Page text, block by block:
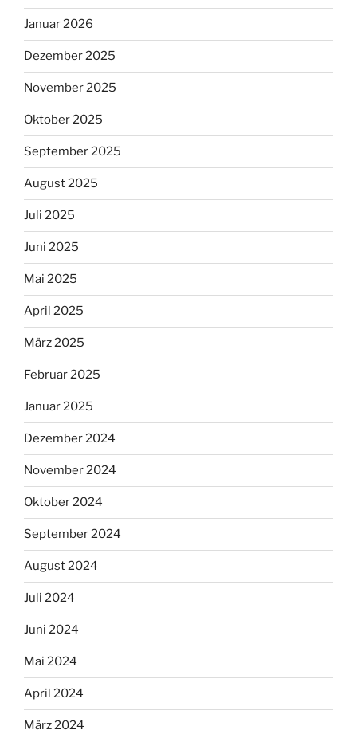
Januar 2026
Dezember 2025
November 2025
Oktober 2025
September 2025
August 2025
Juli 2025
Juni 2025
Mai 2025
April 2025
März 2025
Februar 2025
Januar 2025
Dezember 2024
November 2024
Oktober 2024
September 2024
August 2024
Juli 2024
Juni 2024
Mai 2024
April 2024
März 2024